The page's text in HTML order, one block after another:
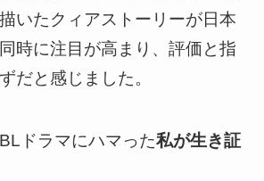
いたクィアストーリーが日本
時に注目が高まり、評価と指
だと感じました。
ドラマにハマった私が生き証